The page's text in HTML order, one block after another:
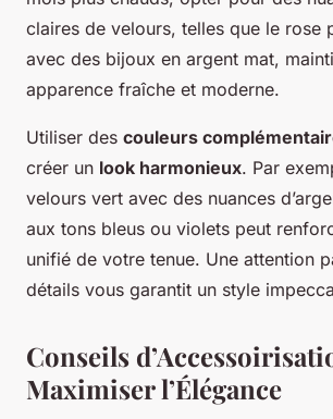
claires de velours, telles que le rose
avec des bijoux en argent mat,
apparence fraîche et moderne.
Utiliser des couleurs
créer un look harmonieux. Par
velours vert avec des nuances
aux tons bleus ou violets peut
unifié de votre tenue. Une attention
détails vous garantit un style
Conseils
Maximiser l’Élégance